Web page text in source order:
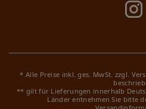
* Alle Preise inkl. ges. MwSt. zzgl.
** gilt für Lieferungen innerhalb
Länder entnehmen Sie bitte